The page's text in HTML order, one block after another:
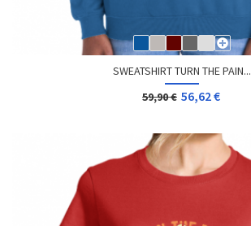
SWEATSHIRT TURN THE PAIN...
59,90 € 56,62 €